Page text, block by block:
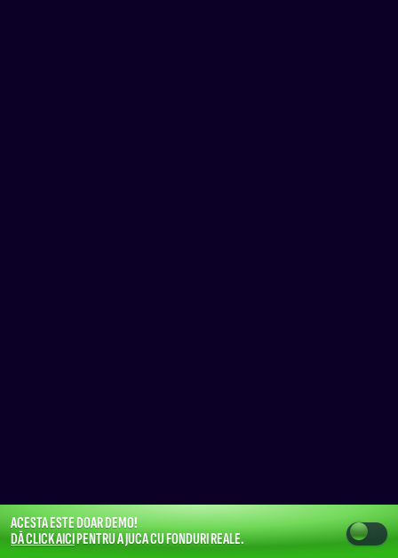
ACESTA ESTE DOAR DEMO!
DĂ CLICK AICIPENTRU A JUCA CU FONDURI REALE.